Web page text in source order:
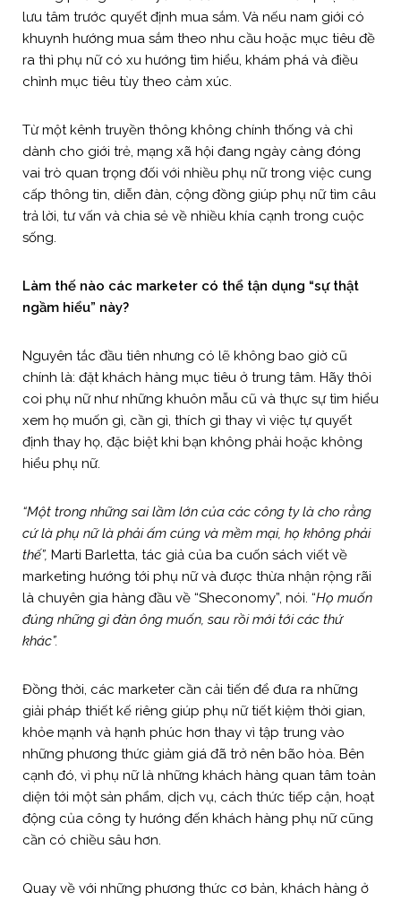
lưu tâm trước quyết định mua sắm. Và nếu nam giới có
khuynh hướng mua sắm theo nhu cầu hoặc mục tiêu đề
ra thì phụ nữ có xu hướng tìm hiểu, khám phá và điều
chỉnh mục tiêu tùy theo cảm xúc.
Từ một kênh truyền thông không chính thống và chỉ
dành cho giới trẻ, mạng xã hội đang ngày càng đóng
vai trò quan trọng đối với nhiều phụ nữ trong việc cung
cấp thông tin, diễn đàn, cộng đồng giúp phụ nữ tìm câu
trả lời, tư vấn và chia sẻ về nhiều khía cạnh trong cuộc
sống.
Làm thế nào các marketer có thể tận dụng “sự thật
ngầm hiểu” này?
Nguyên tắc đầu tiên nhưng có lẽ không bao giờ cũ
chính là: đặt khách hàng mục tiêu ở trung tâm. Hãy thôi
coi phụ nữ như những khuôn mẫu cũ và thực sự tìm hiểu
xem họ muốn gì, cần gì, thích gì thay vì việc tự quyết
định thay họ, đặc biệt khi bạn không phải hoặc không
hiểu phụ nữ.
“Một trong những sai lầm lớn của các công ty là cho rằng
cứ là phụ nữ là phải ấm cúng và mềm mại, họ không phải
thế”, Marti Barletta, tác giả của ba cuốn sách viết về
marketing hướng tới phụ nữ và được thừa nhận rộng rãi
là chuyên gia hàng đầu về “Sheconomy”, nói. “Họ muốn
đúng những gì đàn ông muốn, sau rồi mới tới các thứ
khác”.
Đồng thời, các marketer cần cải tiến để đưa ra những
giải pháp thiết kế riêng giúp phụ nữ tiết kiệm thời gian,
khỏe mạnh và hạnh phúc hơn thay vì tập trung vào
những phương thức giảm giá đã trở nên bão hòa. Bên
cạnh đó, vì phụ nữ là những khách hàng quan tâm toàn
diện tới một sản phẩm, dịch vụ, cách thức tiếp cận, hoạt
động của công ty hướng đến khách hàng phụ nữ cũng
cần có chiều sâu hơn.
Quay về với những phương thức cơ bản, khách hàng ở